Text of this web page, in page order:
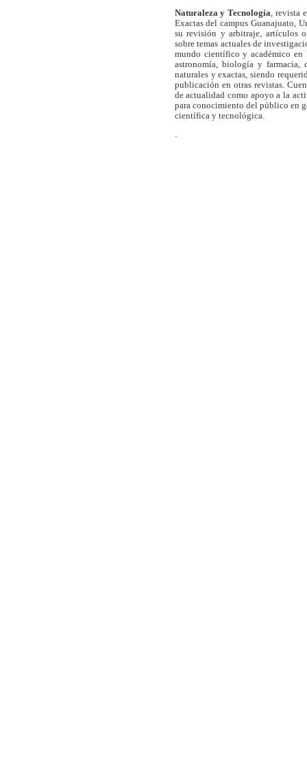
Naturaleza y Tecnología , revista
Exactas del campus Guanajuato,
su revisión y arbitraje, artículos
sobre temas actuales de
mundo científico y académico en
astronomía, biología y farmacia,
naturales y exactas, siendo
publicación en otras revistas.
de actualidad como apoyo a la
para conocimiento del público en
científica y tecnológica.